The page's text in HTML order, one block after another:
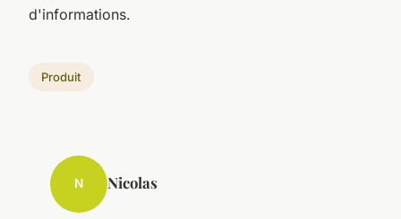
d'informations.
Produit
N Nicolas